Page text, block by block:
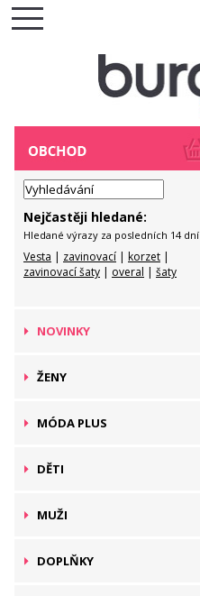
Nejčastěji hledané:
Hledané výrazy za posledních 14 dní
Vesta | zavinovací | korzet |
zavinovací šaty | overal | šaty
NOVINKY
ŽENY
MÓDA PLUS
DĚTI
MUŽI
DOPLŇKY